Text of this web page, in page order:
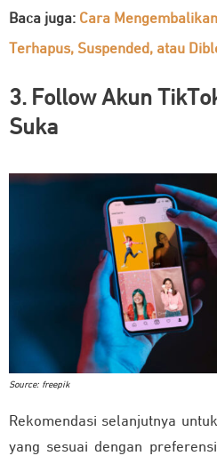
Baca juga: Cara
Terhapus, Suspended, atau
3. Follow Akun
Suka
Source: freepik
Rekomendasi selanjutnya
yang sesuai dengan